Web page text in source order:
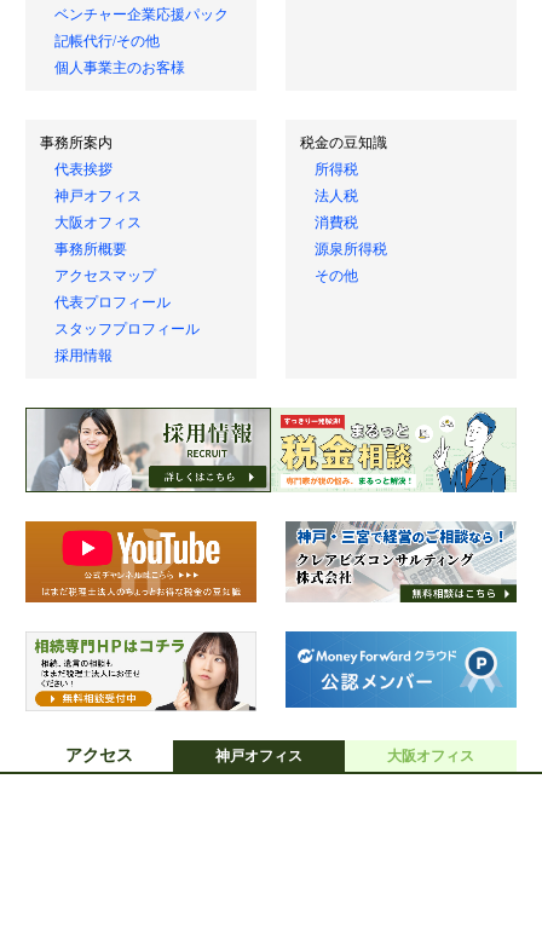
ベンチャー企業応援パック
記帳代行/その他
個人事業主のお客様
事務所案内
代表挨拶
神戸オフィス
大阪オフィス
事務所概要
アクセスマップ
代表プロフィール
スタッフプロフィール
採用情報
税金の豆知識
所得税
法人税
消費税
源泉所得税
その他
アクセス 神戸オフィス 大阪オフィス